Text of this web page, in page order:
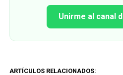
Unirme al canal
ARTÍCULOS RELACIONADOS: